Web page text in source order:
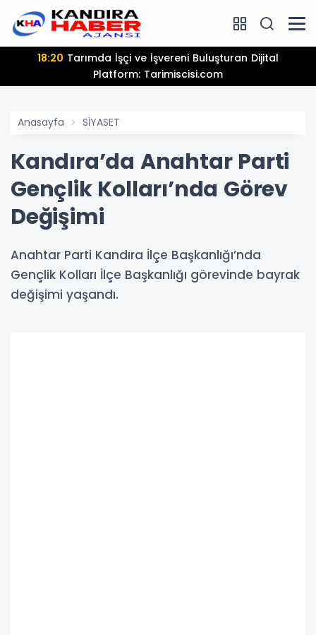
18:20
Platform: Tarimiscisi.com
Anasayfa SİYASET
Kandıra’da Anahtar Parti
Gençlik Kolları’nda Görev
Değişimi
Anahtar Parti Kandıra İlçe Başkanlığı’nda
Gençlik Kolları İlçe Başkanlığı görevinde bayrak
değişimi yaşandı.